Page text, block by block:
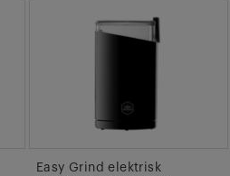
Easy Grind elektrisk